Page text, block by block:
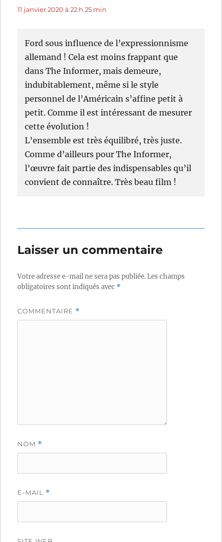
11 janvier 2020 à 22 h 25 min
Ford sous influence de l’expressionnisme
allemand ! Cela est moins frappant que
dans The Informer, mais demeure,
indubitablement, même si le style
personnel de l’Américain s’affine petit à
petit. Comme il est intéressant de mesurer
cette évolution !
L’ensemble est très équilibré, très juste.
Comme d’ailleurs pour The Informer,
l’œuvre fait partie des indispensables qu’il
convient de connaître. Très beau film !
Laisser un commentaire
Votre adresse e-mail ne sera pas publiée.Les champs
obligatoires sont indiqués avec *
COMMENTAIRE *
NOM *
E-MAIL *